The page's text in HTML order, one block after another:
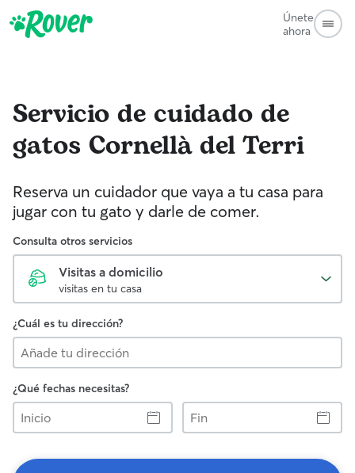
Únete
ahora
Servicio de cuidado de
gatos Cornellà del Terri
Reserva un cuidador que vaya a tu casa para
jugar con tu gato y darle de comer.
Consulta otros servicios
Visitas a domicilio
visitas en tu casa
¿Cuál es tu dirección?
¿Qué fechas necesitas?
Inicio
Fin